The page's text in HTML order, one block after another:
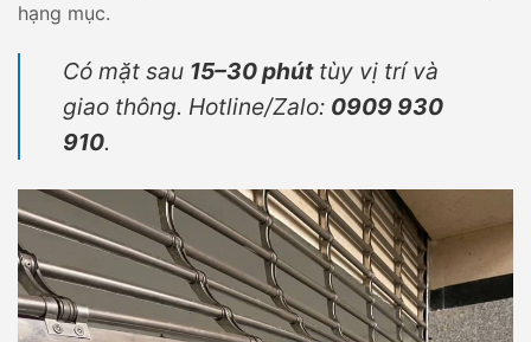
hạng mục.
Có mặt sau 15–30 phúttùy vị trí và
giao thông. Hotline/Zalo: 0909 930
910.